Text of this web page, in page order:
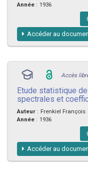
Année : 1936
Accéder au
Accès
Etude statistique
spectrales et
Auteur : Frenkiel François
Année : 1936
Accéder au